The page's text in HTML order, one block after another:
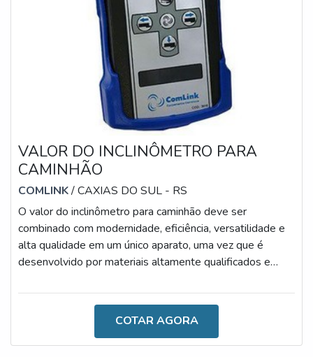
VALOR DO INCLINÔMETRO PARA
CAMINHÃO
COMLINK/ CAXIAS DO SUL - RS
O valor do inclinômetro para caminhão deve ser
combinado com modernidade, eficiência, versatilidade e
alta qualidade em um único aparato, uma vez que é
desenvolvido por materiais altamente qualificados e
maestria. Diante desses benefícios, o valor torna-se o
DISPOSITIVO NO DIA A DIAAs principais causas de um
tombamento de basculantes são os carregamentos
COTAR AGORA